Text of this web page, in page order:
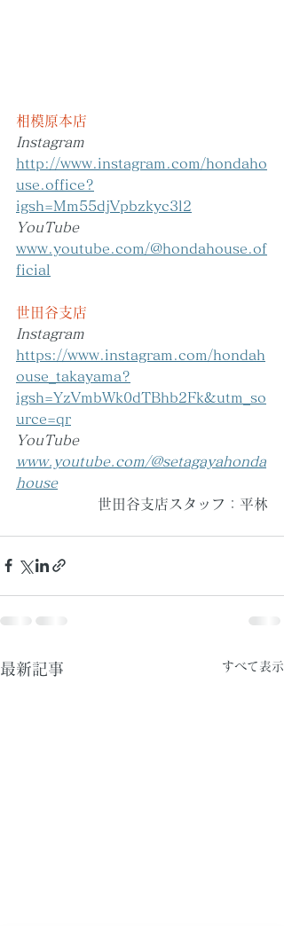
相模原本店
Instagram
http://www.instagram.com/hondaho
use.office?
igsh=Mm55djVpbzkyc3l2
YouTube
www.youtube.com/@hondahouse.of
ficial
世田谷支店
Instagram
https://www.instagram.com/hondah
ouse_takayama?
igsh=YzVmbWk0dTBhb2Fk&utm_so
urce=qr
YouTube
www.youtube.com/@setagayahonda
house
世田谷支店スタッフ：平林
最新記事 すべて表示